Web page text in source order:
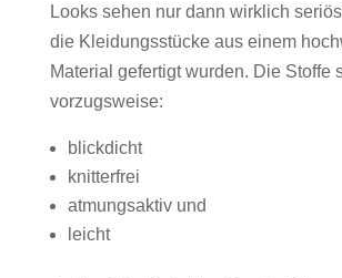
Looks sehen nur dann wirklich
die Kleidungsstücke aus einem
Material gefertigt wurden. Die Stoffe
vorzugsweise:
blickdicht
knitterfrei
atmungsaktiv und
leicht